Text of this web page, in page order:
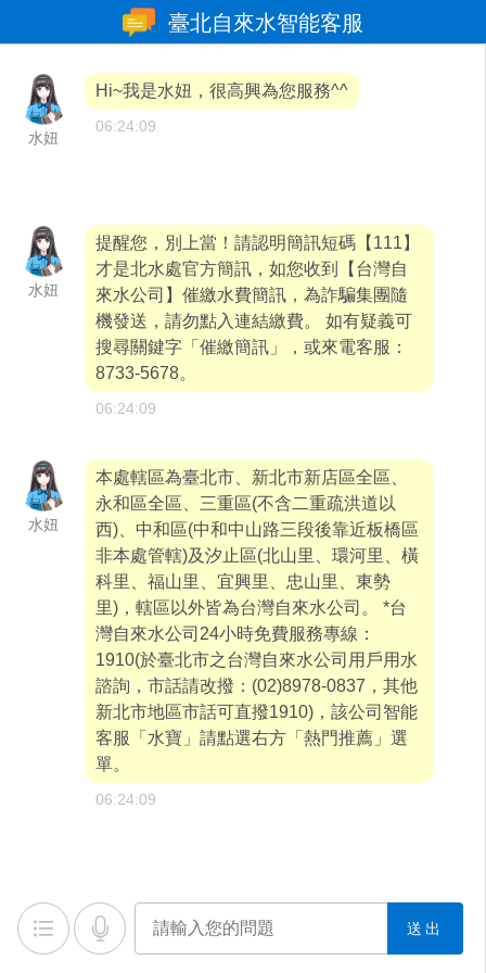
臺北自來水智能客服
智能文字交談服務時間：全年無休。
的權益，請詳細閱讀
務。 服務範圍：本服務目前僅提供自來水各項業務
諮詢(不蒐集、處理及利用個人資料)。
水妞
Hi~我是水妞，很高興為您服務^^
06:24:09
水妞
提醒您，別上當！請認明簡訊短碼【111】
才是北水處官方簡訊，如您收到【台灣自
來水公司】催繳水費簡訊，為詐騙集團隨
機發送，請勿點入連結繳費。 如有疑義可
搜尋關鍵字「催繳簡訊」，或來電客服：
8733-5678。
06:24:09
水妞
本處轄區為臺北市、新北市新店區全區、
永和區全區、三重區(不含二重疏洪道以
西)、中和區(中和中山路三段後靠近板橋區
非本處管轄)及汐止區(北山里、環河里、橫
科里、福山里、宜興里、忠山里、東勢
里)，轄區以外皆為台灣自來水公司。 *台
灣自來水公司24小時免費服務專線：
1910(於臺北市之台灣自來水公司用戶用水
諮詢，市話請改撥：(02)8978-0837，其他
新北市地區市話可直撥1910)，該公司智能
客服「水寶」請點選右方「熱門推薦」選
單。
06:24:09